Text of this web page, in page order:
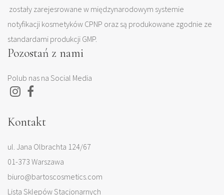
zostały zarejesrowane w międzynarodowym systemie
notyfikacji kosmetyków CPNP oraz są produkowane zgodnie ze
standardami produkcji GMP.
Pozostań z nami
Polub nas na Social Media
Kontakt
ul. Jana Olbrachta 124/67
01-373 Warszawa
biuro@bartoscosmetics.com
Lista Sklepów Stacjonarnych